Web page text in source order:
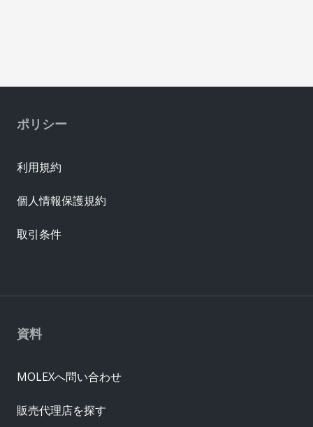
資料
MOLEXへ問い合わせ
販売代理店を探す
ポリシー
利用規約
個人情報保護規約
取引条件